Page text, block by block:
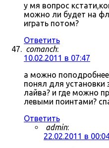
у мя вопрос
можно ли будет на
играть потом?
Ответить
comanch:
10.02.2011 в 07:47
а можно поподробнее
понял для установки
лайва? и где можно
левыми поинтами?
Ответить
admin:
22.02.2011 в